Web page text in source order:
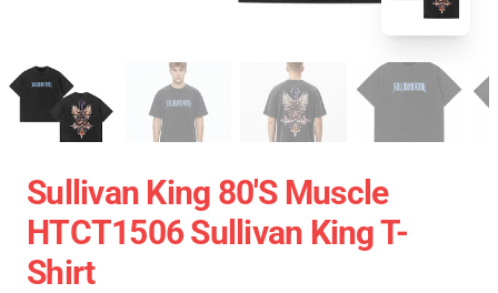
Sullivan King 80's Muscle
HTCT1506 Sullivan King T-
Shirt